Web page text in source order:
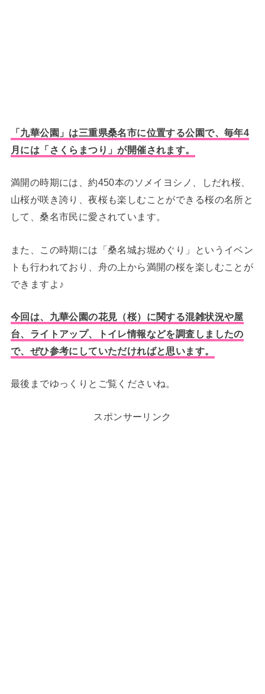
「九華公園」は三重県桑名市に位置する公園で、毎年4
月には「さくらまつり」が開催されます。
満開の時期には、約450本のソメイヨシノ、しだれ桜、
山桜が咲き誇り、夜桜も楽しむことができる桜の名所と
して、桑名市民に愛されています。
また、この時期には「桑名城お堀めぐり」というイベン
トも行われており、舟の上から満開の桜を楽しむことが
できますよ♪
今回は、九華公園の花見（桜）に関する混雑状況や屋
台、ライトアップ、トイレ情報などを調査しましたの
で、ぜひ参考にしていただければと思います。
最後までゆっくりとご覧くださいね。
スポンサーリンク